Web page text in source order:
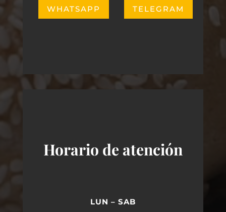
WHATSAPP TELEGRAM
Horario de atención
LUN – SAB